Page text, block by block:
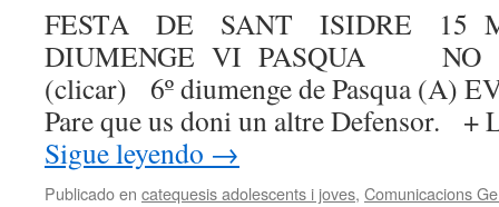
FESTA DE SANT ISIDRE 15
DIUMENGE VI PASQUA NO
(clicar) 6º diumenge de Pasqua (A)
Pare que us doni un altre Defensor. +
Sigue leyendo →
Publicado en catequesis adolescents i joves, Comunicacions